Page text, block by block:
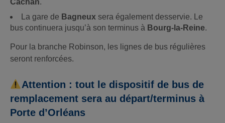
Cachan.
La gare de Bagneux sera également desservie. Le
bus continuera jusqu’à son terminus à Bourg-la-Reine.
Pour la branche Robinson, les lignes de bus régulières
seront renforcées.
Attention : tout le dispositif de bus de
remplacement sera au départ/terminus à
Porte d’Orléans